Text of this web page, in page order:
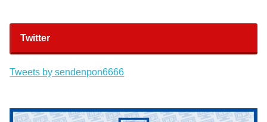
Twitter
Tweets by sendenpon6666